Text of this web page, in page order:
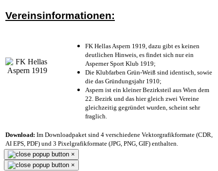
Vereinsinformationen:
FK Hellas Aspern 1919, dazu gibt es keinen
deutlichen Hinweis, es findet sich nur ein
Asperner Sport Klub 1919;
Die Klubfarben Grün-Weiß sind identisch, sowie
die das Gründungsjahr 1910;
Aspern ist ein kleiner Bezirksteil aus Wien dem
22. Bezirk und das hier gleich zwei Vereine
gleichzeitig gegründet wurden, scheint sehr
fraglich.
Download: Im Downloadpaket sind 4 verschiedene Vektorgrafikformate (CDR,
AI EPS, PDF) und 3 Pixelgrafikformate (JPG, PNG, GIF) enthalten.
×
×